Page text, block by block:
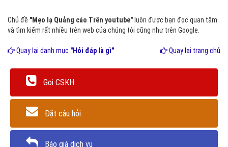
Chủ đề "Mẹo lạ Quảng cáo Trên youtube" luôn được bạn đọc quan tâm
và tìm kiếm rất nhiều trên web của chúng tôi cũng như trên Google.
Quay lại danh mục "Hỏi đáp là gì" Quay lại trang chủ
Gọi CSKH
Đặt câu hỏi
Báo giá dịch vụ